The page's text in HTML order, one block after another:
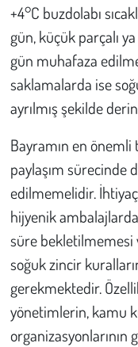
+4°C buzdolabı
gün, küçük parçalı
gün muhafaza
saklamalarda ise
ayrılmış şekilde
Bayramın en
paylaşım sürecinde
edilmemelidir.
hijyenik ambalajlarda
süre bekletilmemesi
soğuk zincir
gerekmektedir.
yönetimlerin, kamu
organizasyonlarının